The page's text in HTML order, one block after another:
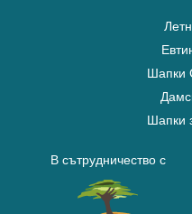
Шапки
Шапки
В сътрудничество с